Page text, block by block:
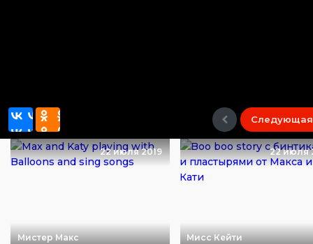
Следующая
22 июля 2019
Мистер Макс
22 июля
Мисс Кейти